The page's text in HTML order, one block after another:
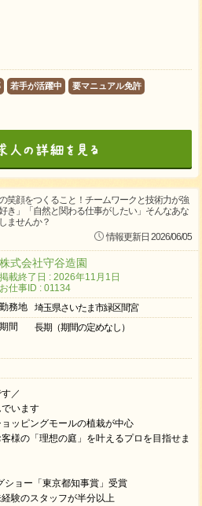
若手が活躍中 要マニュアル免許
笑顔をつくること！チームワークと技術力が強
き」「自然と関わる仕事がしたい」そんなあな
ませんか？
情報更新日 2026/06/05
株式会社守谷造園
掲載終了日 : 2026年11月1日
お仕事ID : 01134
勤務地
埼玉県さいたま市緑区間宮
期間
長期（期間の定めなし）
／
います
ッピングモールの植栽が中心
様の「理想の庭」を叶えるプロを目指せま
ョー「東京都知事賞」受賞
験のスタッフが半分以上